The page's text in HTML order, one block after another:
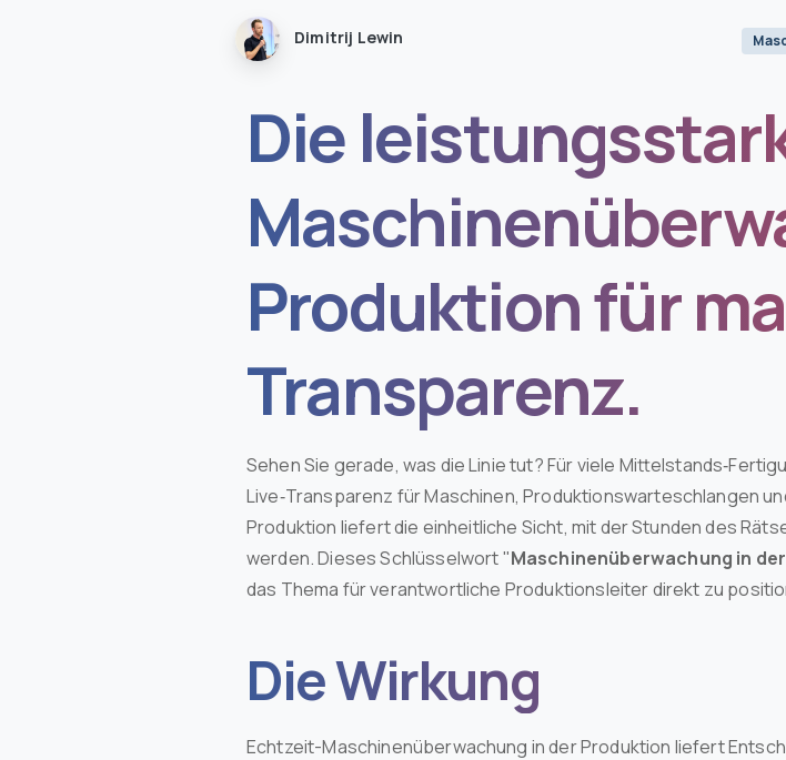
Dimitrij Lewin
Die
Produktion für
Transparenz.
Sehen Sie gerade, was die Linie tut? Für viele
Live‑Transparenz für Maschinen, Produktionswarteschlangen
Produktion liefert die einheitliche Sicht, mit der Stunden des
werden. Dieses Schlüsselwort "Maschinenüberwachung in
das Thema für verantwortliche Produktionsleiter direkt zu
Die Wirkung
Echtzeit-Maschinenüberwachung in der Produktion liefert